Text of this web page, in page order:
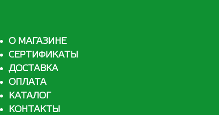
О МАГАЗИНЕ
СЕРТИФИКАТЫ
ДОСТАВКА
ОПЛАТА
КАТАЛОГ
КОНТАКТЫ